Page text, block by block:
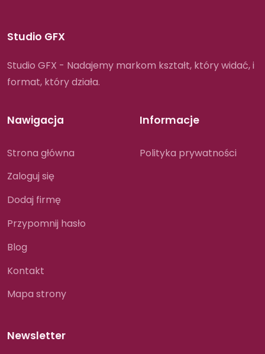
Studio GFX
Studio GFX - Nadajemy markom kształt, który widać, i
format, który działa.
Nawigacja
Strona główna
Zaloguj się
Dodaj firmę
Przypomnij hasło
Blog
Kontakt
Mapa strony
Informacje
Polityka prywatności
Newsletter